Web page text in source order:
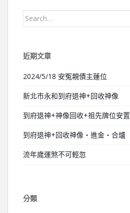
Search for:
近期文章
2024/5/18 安冤親債主蓮位
新北市永和到府退神+回收神像
到府退神+神像回收+祖先牌位安置
到府退神+回收神像‧進金‧合爐
流年歲運煞不可輕忽
分類